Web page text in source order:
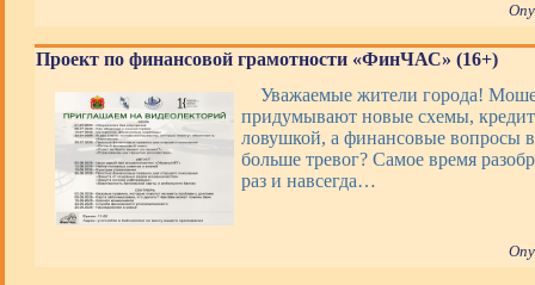
Проект по финансовой грамотности «ФинЧАС» (16+)
Уважаемые жители города!
придумывают новые схемы,
ловушкой, а финансовые вопросы
больше тревог? Самое время
раз и навсегда…